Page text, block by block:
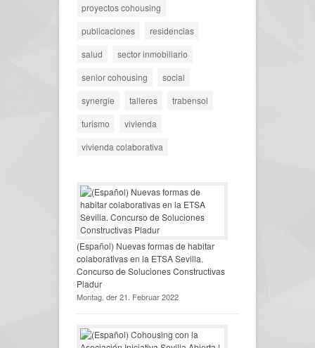
proyectos cohousing
publicaciones
residencias
salud
sector inmobiliario
senior cohousing
social
synergie
talleres
trabensol
turismo
vivienda
vivienda colaborativa
(Español) Nuevas formas de habitar
colaborativas en la ETSA Sevilla.
Concurso de Soluciones Constructivas
Pladur
Montag, der 21. Februar 2022